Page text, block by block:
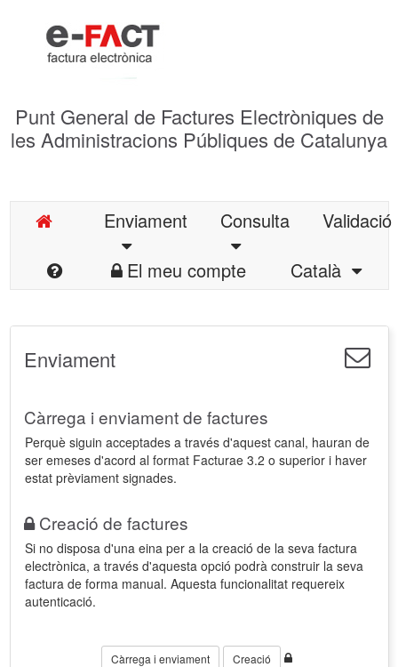
Punt General de Factures Electròniques de
les Administracions Públiques de Catalunya
Enviament Consulta
Validació
El meu compte
Català
Enviament
Càrrega i enviament de factures
Perquè siguin acceptades a través d'aquest canal, hauran de
ser emeses d'acord al format Facturae 3.2 o superior i haver
estat prèviament signades.
Creació de factures
Si no disposa d'una eina per a la creació de la seva factura
electrònica, a través d'aquesta opció podrà construir la seva
factura de forma manual. Aquesta funcionalitat requereix
autenticació.
Càrrega i enviament Creació